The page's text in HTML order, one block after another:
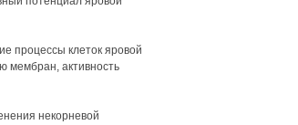
процессы клеток яровой
мембран, активность
некорневой